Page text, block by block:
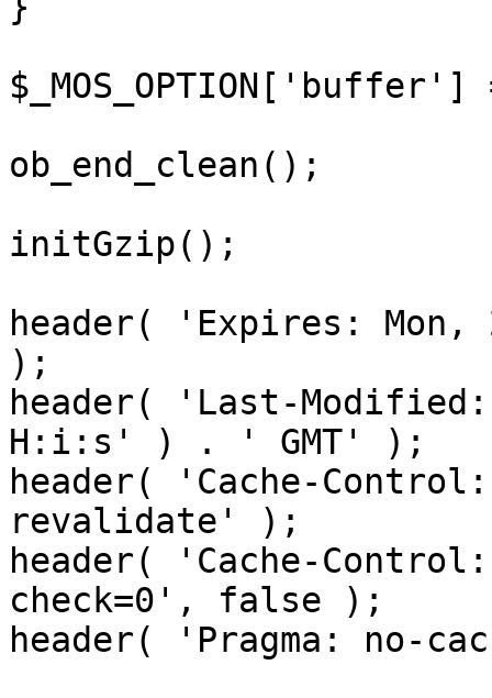
ob_end_clean();
initGzip();
header( 'Expires: Mon,
);
header( 'Last-
H:i:s' ) . ' GMT' );
header( 'Cache-
revalidate' );
header( 'Cache-
check=0', false );
header( 'Pragma: no-